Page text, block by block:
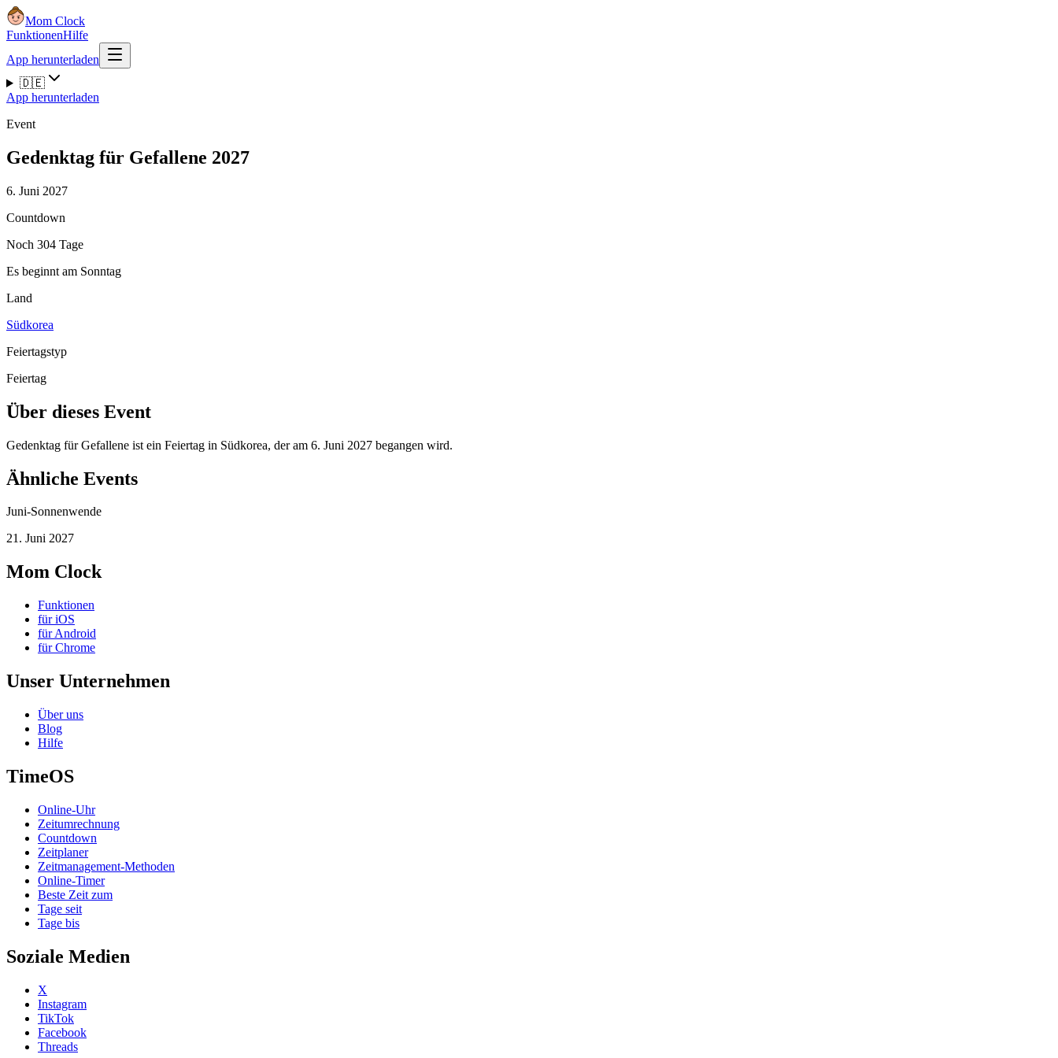
Mom Clock
FunktionenHilfe
App herunterladen
🇩🇪
App herunterladen
Event
Gedenktag für Gefallene 2027
6. Juni 2027
Countdown
Noch 304 Tage
Es beginnt am Sonntag
Land
Südkorea
Feiertagstyp
Feiertag
Über dieses Event
Gedenktag für Gefallene ist ein Feiertag in Südkorea, der am 6. Juni 2027 begangen wird.
Ähnliche Events
Juni-Sonnenwende
21. Juni 2027
Mom Clock
Funktionen
für iOS
für Android
für Chrome
Unser Unternehmen
Über uns
Blog
Hilfe
TimeOS
Online-Uhr
Zeitumrechnung
Countdown
Zeitplaner
Zeitmanagement-Methoden
Online-Timer
Beste Zeit zum
Tage seit
Tage bis
Soziale Medien
X
Instagram
TikTok
Facebook
Threads